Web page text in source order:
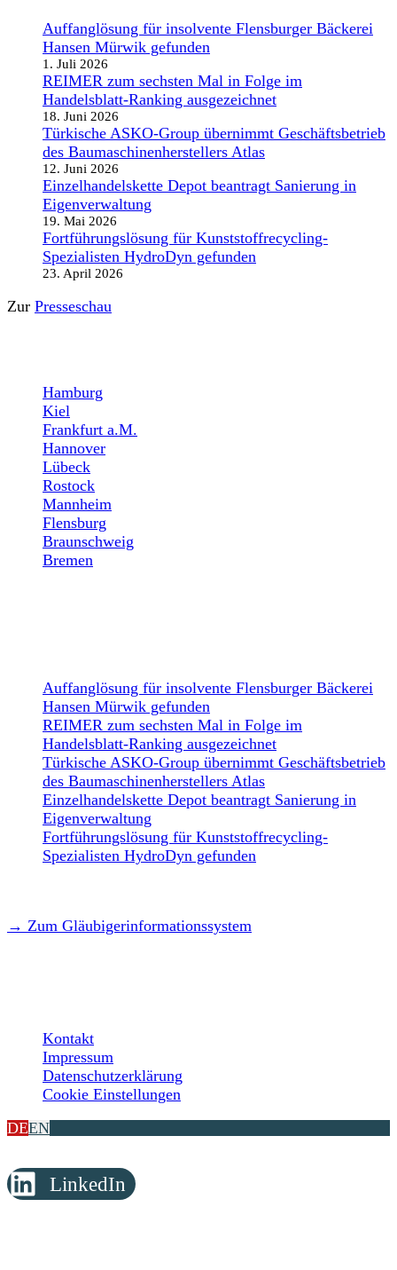
Auffanglösung für insolvente Flensburger Bäckerei
Hansen Mürwik gefunden
1. Juli 2026
REIMER zum sechsten Mal in Folge im
Handelsblatt-Ranking ausgezeichnet
18. Juni 2026
Türkische ASKO-Group übernimmt Geschäftsbetrieb
des Baumaschinenherstellers Atlas
12. Juni 2026
Einzelhandelskette Depot beantragt Sanierung in
Eigenverwaltung
19. Mai 2026
Fortführungslösung für Kunststoffrecycling-
Spezialisten HydroDyn gefunden
23. April 2026
Zur Presseschau
Hamburg
Kiel
Frankfurt a.M.
Hannover
Lübeck
Rostock
Mannheim
Flensburg
Braunschweig
Bremen
Auffanglösung für insolvente Flensburger Bäckerei
Hansen Mürwik gefunden
REIMER zum sechsten Mal in Folge im
Handelsblatt-Ranking ausgezeichnet
Türkische ASKO-Group übernimmt Geschäftsbetrieb
des Baumaschinenherstellers Atlas
Einzelhandelskette Depot beantragt Sanierung in
Eigenverwaltung
Fortführungslösung für Kunststoffrecycling-
Spezialisten HydroDyn gefunden
→ Zum Gläubigerinformationssystem
Kontakt
Impressum
Datenschutzerklärung
Cookie Einstellungen
DEEN
LinkedIn